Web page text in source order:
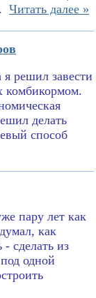
Читать далее »
решил завести
комбикормом.
делать
способ
пару лет как
как
сделать из
одной